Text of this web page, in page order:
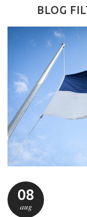
BLOG
08
aug